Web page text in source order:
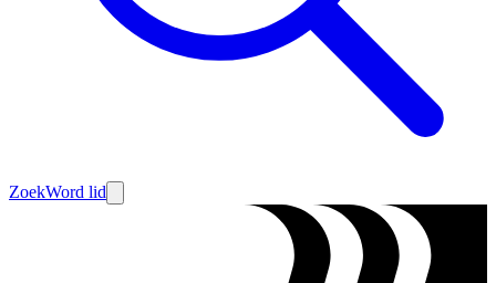
ZoekWord lid